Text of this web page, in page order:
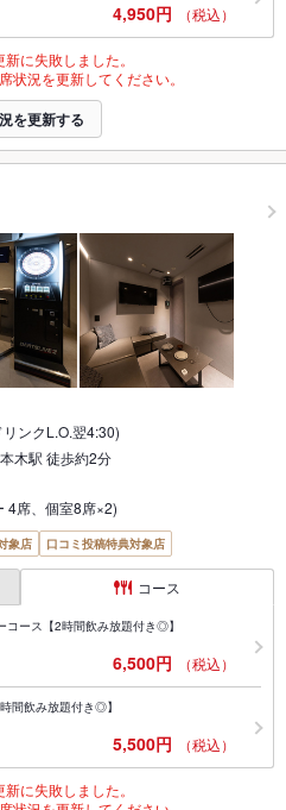
4,950円 （税込）
に失敗しました。
状況を更新してください。
を更新する
ンクL.O.翌4:30)
木駅 徒歩約2分
4席、個室8席×2)
象店 口コミ投稿特典対象店
コース
ース【2時間飲み放題付き◎】
6,500円 （税込）
間飲み放題付き◎】
5,500円 （税込）
に失敗しました。